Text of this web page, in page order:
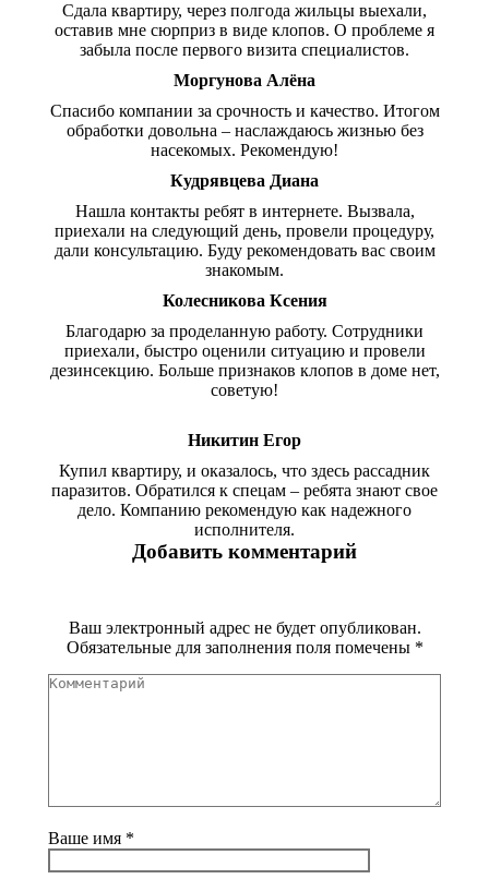
Сдала квартиру, через полгода жильцы выехали,
оставив мне сюрприз в виде клопов. О проблеме я
забыла после первого визита специалистов.
Моргунова Алёна
Спасибо компании за срочность и качество. Итогом
обработки довольна – наслаждаюсь жизнью без
насекомых. Рекомендую!
Кудрявцева Диана
Нашла контакты ребят в интернете. Вызвала,
приехали на следующий день, провели процедуру,
дали консультацию. Буду рекомендовать вас своим
знакомым.
Колесникова Ксения
Благодарю за проделанную работу. Сотрудники
приехали, быстро оценили ситуацию и провели
дезинсекцию. Больше признаков клопов в доме нет,
советую!
Никитин Егор
Купил квартиру, и оказалось, что здесь рассадник
паразитов. Обратился к спецам – ребята знают свое
дело. Компанию рекомендую как надежного
исполнителя.
Добавить комментарий
Ваш электронный адрес не будет опубликован.
Обязательные для заполнения поля помечены *
Комментарий
Ваше имя *